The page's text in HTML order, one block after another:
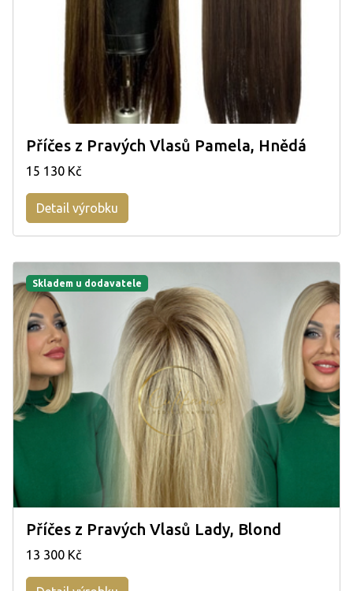
Příčes z Pravých Vlasů Pamela, Hnědá
15 130 Kč
Detail výrobku
Skladem u dodavatele
Příčes z Pravých Vlasů Lady, Blond
13 300 Kč